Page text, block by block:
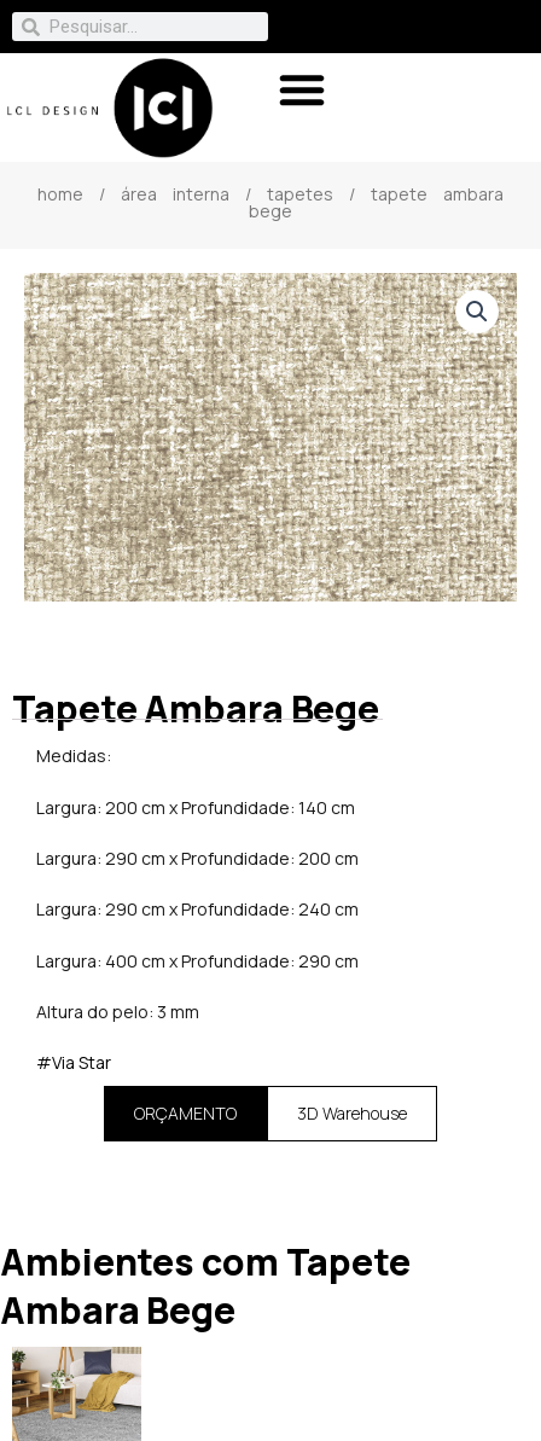
home / área interna / tapetes / tapete ambara
bege
Tapete Ambara Bege
Medidas:
Largura: 200 cm x Profundidade: 140 cm
Largura: 290 cm x Profundidade: 200 cm
Largura: 290 cm x Profundidade: 240 cm
Largura: 400 cm x Profundidade: 290 cm
Altura do pelo: 3 mm
#Via Star
ORÇAMENTO 3D Warehouse
Ambientes com Tapete
Ambara Bege